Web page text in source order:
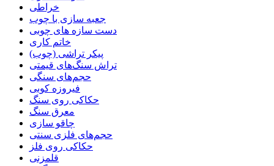
خراطی
جعبه سازی با چوب
دست سازه های چوبی
خاتم کاری
پیکر تراشی (چوب)
تراش سنگ‌های قیمتی
حجم‌های سنگی
فیروزه کوبی
حکاکی روی سنگ
معرق سنگ
چاقو سازی
حجم‌های فلزی سنتی
حکاکی روی فلز
قلمزنی